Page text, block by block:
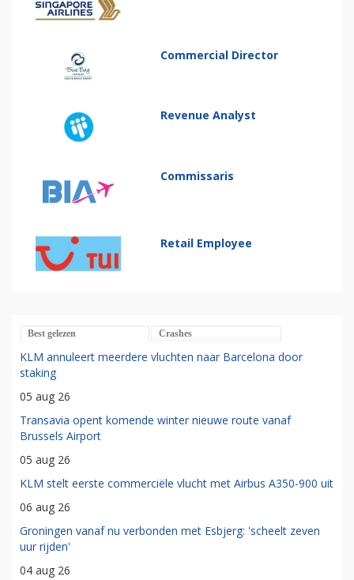
Commercial Director
Revenue Analyst
Commissaris
Retail Employee
Best gelezen Crashes
KLM annuleert meerdere vluchten naar Barcelona door
staking
05 aug 26
Transavia opent komende winter nieuwe route vanaf
Brussels Airport
05 aug 26
KLM stelt eerste commerciële vlucht met Airbus A350-900 uit
06 aug 26
Groningen vanaf nu verbonden met Esbjerg: 'scheelt zeven
uur rijden'
04 aug 26